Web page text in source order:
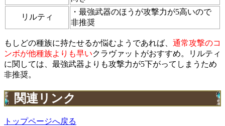
リルティ
・最強武器のほうが攻撃力が5高いので
非推奨
もしどの種族に持たせるか悩むようであれば、 通常攻撃のコ
ンボが他種族よりも早いクラヴァットがおすすめ。リルティ
に関しては、最強武器よりも攻撃力が5下がってしまうため
非推奨。
関連リンク
トップページへ戻る